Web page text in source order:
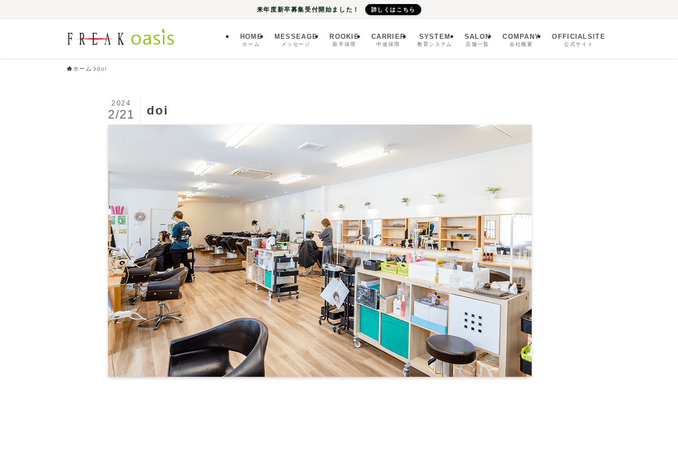
来年度新卒募集受付開始ました！ 詳しくはこちら
HOME
ホーム
MESSEAGE
メッセージ
ROOKIE
新卒採用
CARRIER
中途採用
SYSTEM
教育システム
SALON
店舗一覧
COMPANY
会社概要
OFFICIALSITE
公式サイト
ホーム doi
doi
2024
2/21